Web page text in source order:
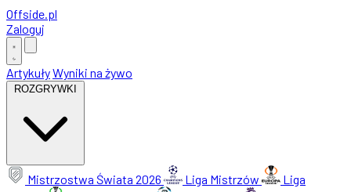
Offside.pl
Zaloguj
ArtykułyWyniki na żywo
ROZGRYWKI
Mistrzostwa Świata 2026 Liga Mistrzów
Liga